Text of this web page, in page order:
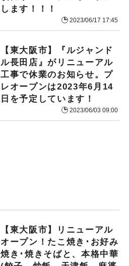
します！！！
2023/06/17 17:45
【東大阪市】『ルジャンド
ル長田店』がリニューアル
工事で休業のお知らせ。プ
レオープンは2023年6月14
日を予定しています！
2023/06/03 09:00
【東大阪市】リニューアル
オープン！たこ焼き･お好み
焼き･焼きそばと、本格中華